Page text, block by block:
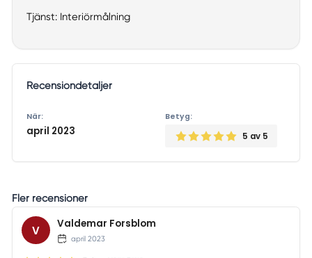
Tjänst: Interiörmålning
Recensiondetaljer
När:
april 2023
Betyg:
5 av 5
Fler recensioner
V Valdemar Forsblom
april 2023